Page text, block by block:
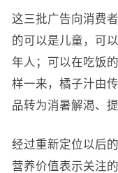
这三批广告向消费
的可以是儿童，可
年人；可以在吃饭
样一来，橘子汁由
品转为消暑解渴、
经过重新定位以后
营养价值表示关注